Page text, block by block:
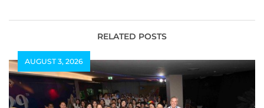
จัดงาน Pride Night on
the Beach ชูคอนเซปต์
Pet-Friendly กระตุ้นท่อง
เที่ยวชายหาดชะอำคึกคัก
RELATED POSTS
AUGUST 3, 2026